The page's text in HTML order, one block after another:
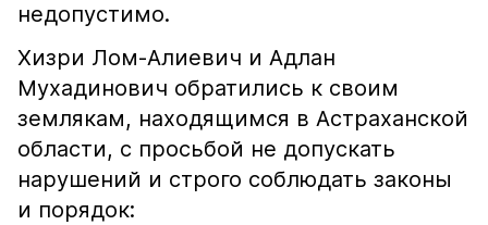
недопустимо.
Хизри Лом-Алиевич и Адлан
Мухадинович обратились к своим
землякам, находящимся в Астраханской
области, с просьбой не допускать
нарушений и строго соблюдать законы
и порядок: